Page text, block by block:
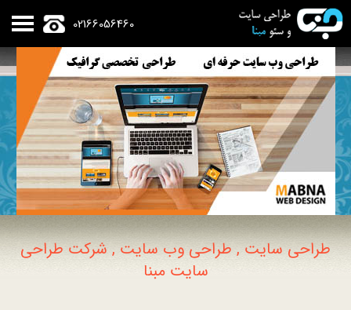
02166056460
طراحی سایت , طراحی وب سایت , شرکت طراحی
سایت مبنا